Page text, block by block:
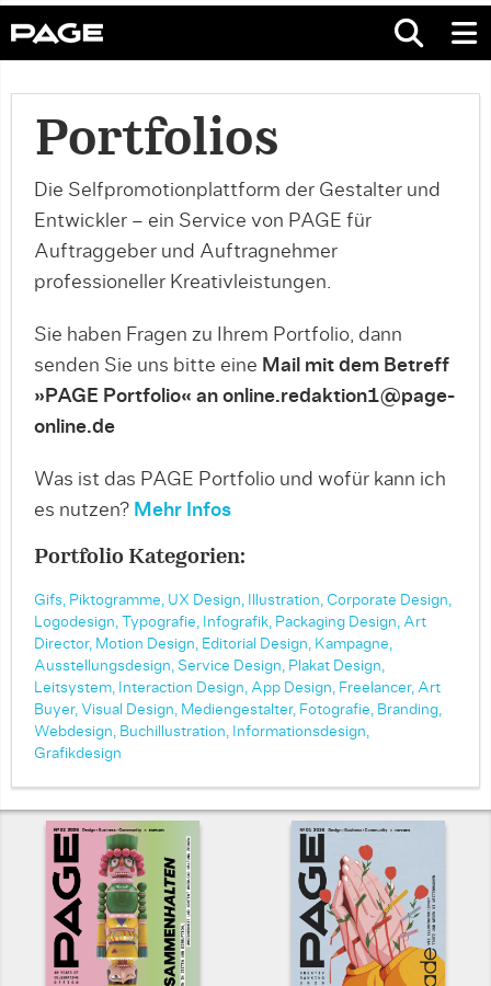
Portfolios
Die Selfpromotionplattform der Gestalter und
Entwickler – ein Service von PAGE für
Auftraggeber und Auftragnehmer
professioneller Kreativleistungen.
Sie haben Fragen zu Ihrem Portfolio, dann
senden Sie uns bitte eine Mail mit dem Betreff
»PAGE Portfolio« an online.redaktion1@page-
online.de
Was ist das PAGE Portfolio und wofür kann ich
es nutzen? Mehr Infos
Portfolio Kategorien:
Gifs, Piktogramme, UX Design, Illustration, Corporate Design,
Logodesign,
Typografie, Infografik, Packaging Design, Art
Director, Motion Design, Editorial Design, Kampagne,
Ausstellungsdesign, Service Design, Plakat Design,
Leitsystem, Interaction Design, App Design, Freelancer, Art
Buyer, Visual Design, Mediengestalter, Fotografie, Branding,
Webdesign, Buchillustration, Informationsdesign,
Grafikdesign